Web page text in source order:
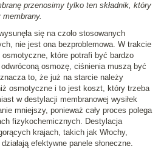
przenosimy tylko ten składnik, który
się na czoło stosowanych
nie jest ona bezproblemowa. W trakcie
które potrafi być bardzo
osmozę, ciśnienia muszą być
to, że już na starcie należy
osmotyczne i to jest koszt, który trzeba
w destylacji membranowej wysiłek
mniejszy, ponieważ cały proces polega
fizykochemicznych. Destylacja
krajach, takich jak Włochy,
efektywne panele słoneczne.